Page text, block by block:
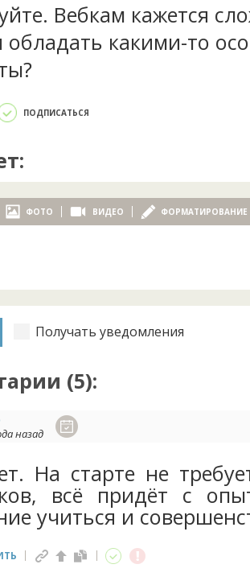
Вебкам кажется
обладать какими-то
ПОДПИСАТЬСЯ
ФОТО ВИДЕО ФОРМАТИРОВАНИЕ
Получать уведомления
(5):
назад
На старте не
всё придёт с
учиться и